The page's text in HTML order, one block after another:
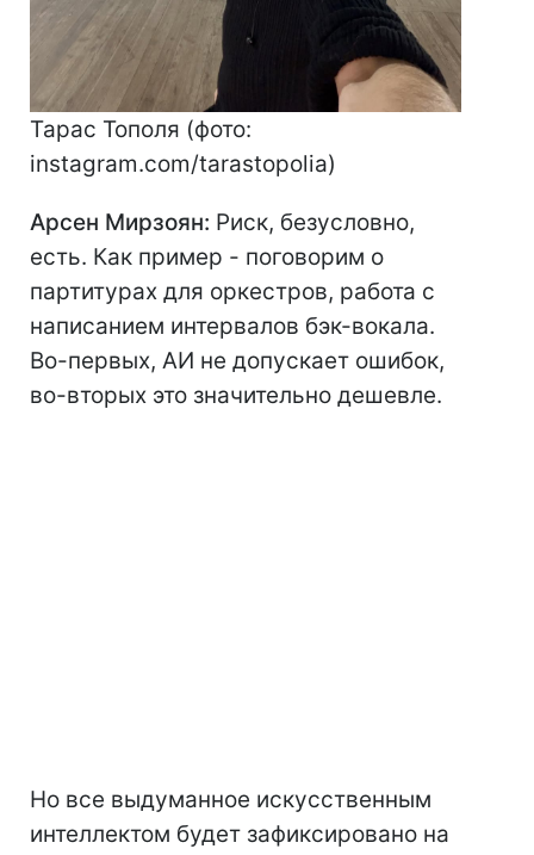
Тарас Тополя (фото:
instagram.com/tarastopolia)
Арсен Мирзоян: Риск, безусловно,
есть. Как пример - поговорим о
партитурах для оркестров, работа с
написанием интервалов бэк-вокала.
Во-первых, АИ не допускает ошибок,
во-вторых это значительно дешевле.
Но все выдуманное искусственным
интеллектом будет зафиксировано на